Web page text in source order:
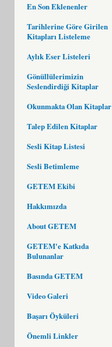
En Son Eklenenler
Tarihlerine Göre Girilen
Kitapları Listeleme
Aylık Eser Listeleri
Gönüllülerimizin
Seslendirdiği Kitaplar
Okunmakta Olan Kitaplar
Talep Edilen Kitaplar
Sesli Kitap Listesi
Sesli Betimleme
GETEM Ekibi
Hakkımızda
About GETEM
GETEM'e Katkıda
Bulunanlar
Basında GETEM
Video Galeri
Başarı Öyküleri
Önemli Linkler